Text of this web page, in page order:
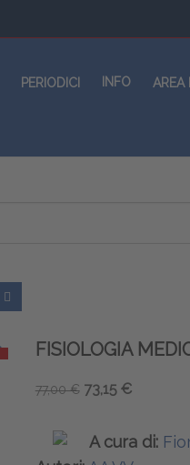
PERIODICI INFO AREA
FISIOLOGIA
77,00 € 73,15 €
A cura di: